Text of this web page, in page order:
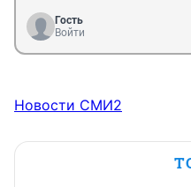
Гость
Войти
Новости СМИ2